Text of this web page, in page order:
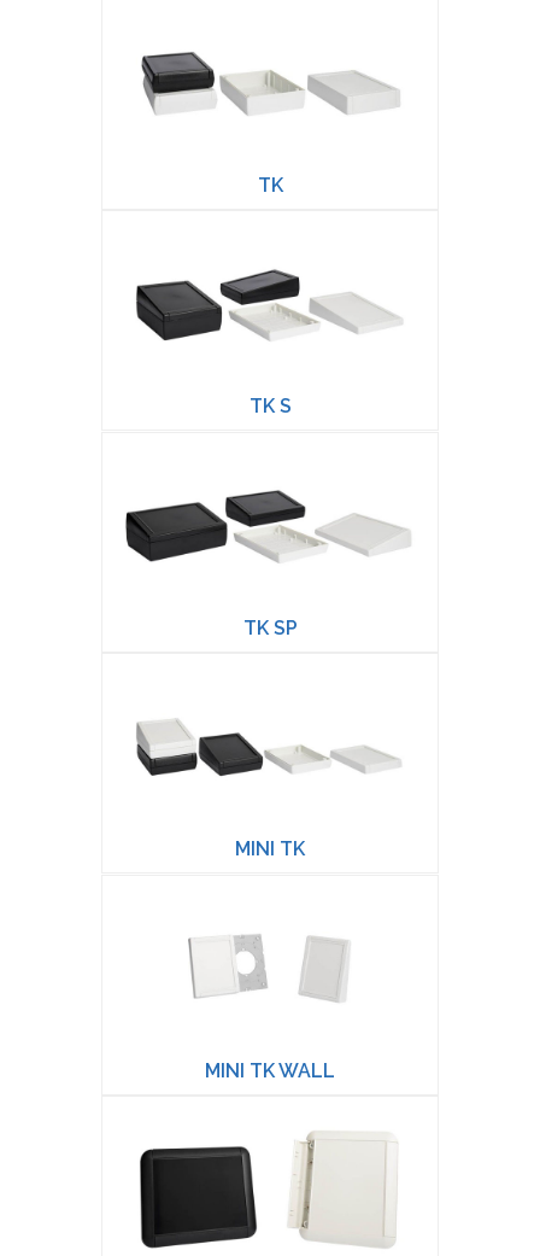
TK
TK S
TK SP
MINI TK
MINI TK WALL